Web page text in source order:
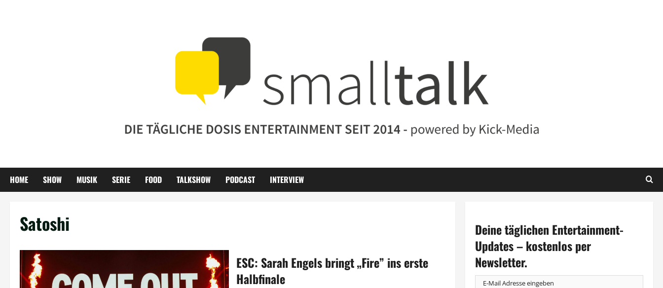
HOME SHOW MUSIK SERIE FOOD TALKSHOW PODCAST INTERVIEW
Satoshi
ESC: Sarah Engels bringt „Fire” ins erste
Halbfinale
Deine täglichen Entertainment-
Updates – kostenlos per
Newsletter.